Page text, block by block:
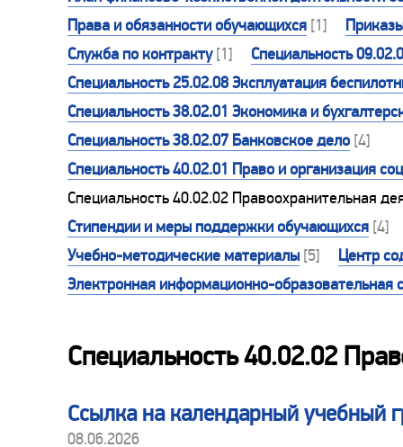
Права и обязанности обучающихся [1]
Служба по контракту [1]
Специальность
Специальность 25.02.08 Эксплуатация
Специальность 38.02.01 Экономика и
Специальность 38.02.07 Банковское дело [4]
Специальность 40.02.01 Право и организация
Специальность 40.02.02 Правоохранительная
Стипендии и меры поддержки обучающихся [4]
Учебно-методические материалы [5]
Центр
Электронная информационно-образовательная
Специальность 40.02.02
Ссылка на календарный
08.06.2026